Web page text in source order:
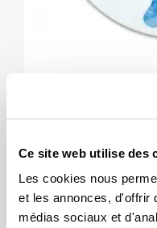
Ce site web utilise des
Les cookies nous
et les annonces, d'offrir
médias sociaux et
Copy Of Linge